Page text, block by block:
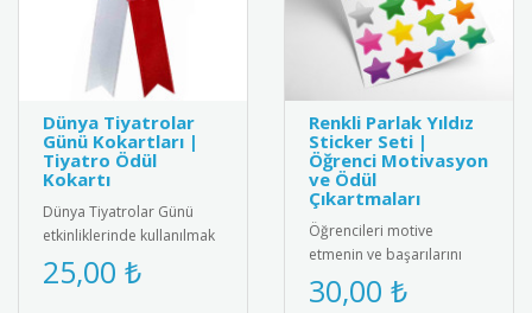
Dünya Tiyatrolar
Günü Kokartları |
Tiyatro Ödül
Kokartı
Dünya Tiyatrolar Günü
etkinliklerinde kullanılmak
üzere özel tasarım tiyatro
kokartları. Bu şık koka..
25,00 ₺
Renkli Parlak Yıldız
Sticker Seti |
Öğrenci Motivasyon
ve Ödül
Çıkartmaları
Öğrencileri motive
etmenin ve başarılarını
ödüllendirmenin en parlak
yolu! Canlı ve çeşitli
30,00 ₺